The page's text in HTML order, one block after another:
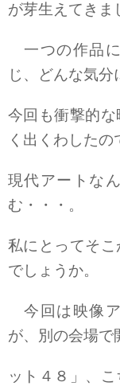
が芽生えてきま
一つの作品
じ、どんな気
今回も衝撃的
く出くわした
現代アートな
む・・・。
私にとってそ
でしょうか。
今回は映像
が、別の会場で
ット４８」、